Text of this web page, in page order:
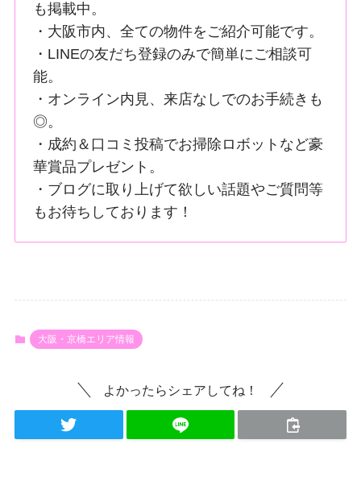
も掲載中。
・大阪市内、全ての物件をご紹介可能です。
・LINEの友だち登録のみで簡単にご相談可
能。
・オンライン内見、来店なしでのお手続きも
◎。
・成約＆口コミ投稿でお掃除ロボットなど豪
華賞品プレゼント。
・ブログに取り上げて欲しい話題やご質問等
もお待ちしております！
大阪・京橋エリア情報
よかったらシェアしてね！